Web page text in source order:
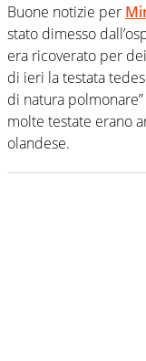
Buone notizie per
stato dimesso
era ricoverato per
di ieri la testata
di natura
molte testate erano
olandese.